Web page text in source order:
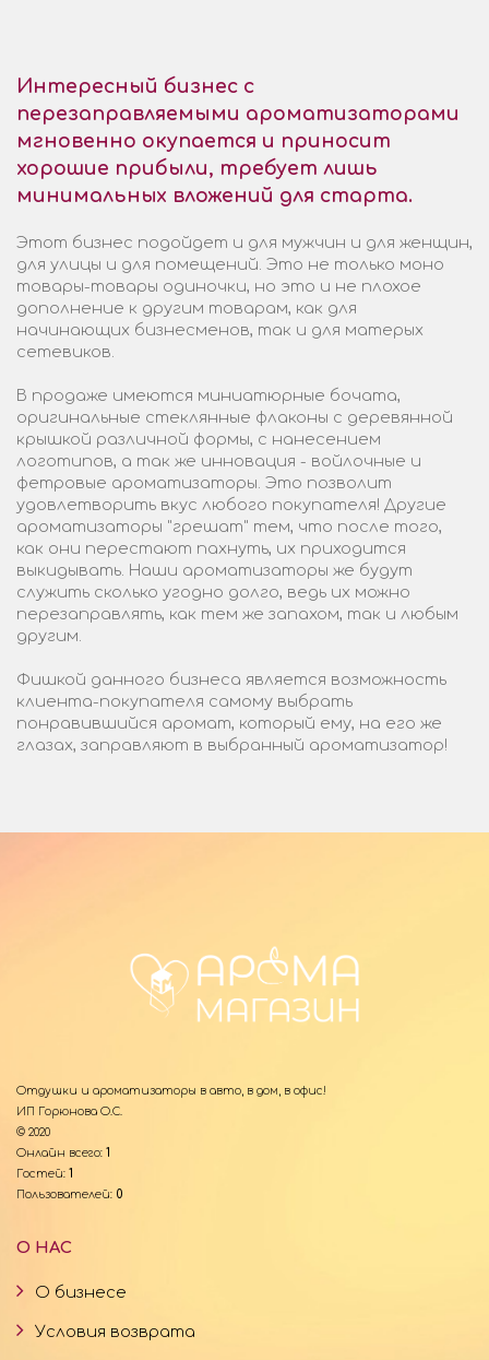
Интересный бизнес с
перезаправляемыми ароматизаторами
мгновенно окупается и приносит
хорошие прибыли, требует лишь
минимальных вложений для старта.
Этот бизнес подойдет и для мужчин и для женщин,
для улицы и для помещений. Это не только моно
товары-товары одиночки, но это и не плохое
дополнение к другим товарам, как для
начинающих бизнесменов, так и для матерых
сетевиков.
В продаже имеются миниатюрные бочата,
оригинальные стеклянные флаконы с деревянной
крышкой различной формы, с нанесением
логотипов, а так же инновация - войлочные и
фетровые ароматизаторы. Это позволит
удовлетворить вкус любого покупателя! Другие
ароматизаторы "грешат" тем, что после того,
как они перестают пахнуть, их приходится
выкидывать. Наши ароматизаторы же будут
служить сколько угодно долго, ведь их можно
перезаправлять, как тем же запахом, так и любым
другим.
Фишкой данного бизнеса является возможность
клиента-покупателя самому выбрать
понравившийся аромат, который ему, на его же
глазах, заправляют в выбранный ароматизатор!
Отдушки и ароматизаторы в авто, в дом, в офис!
ИП Горюнова О.С.
© 2020
Онлайн всего: 1
Гостей: 1
Пользователей: 0
О НАС
О бизнесе
Условия возврата